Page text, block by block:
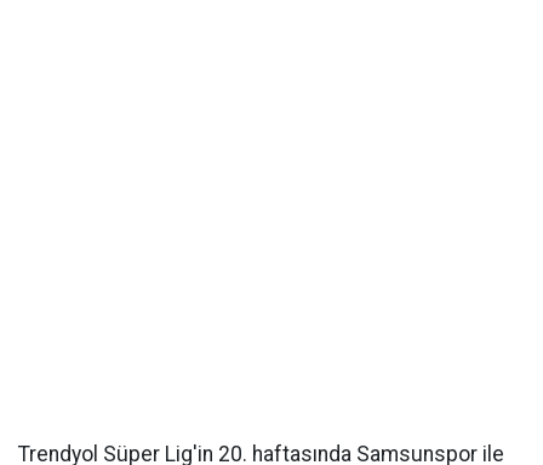
Trendyol Süper Lig'in 20. haftasında Samsunspor ile